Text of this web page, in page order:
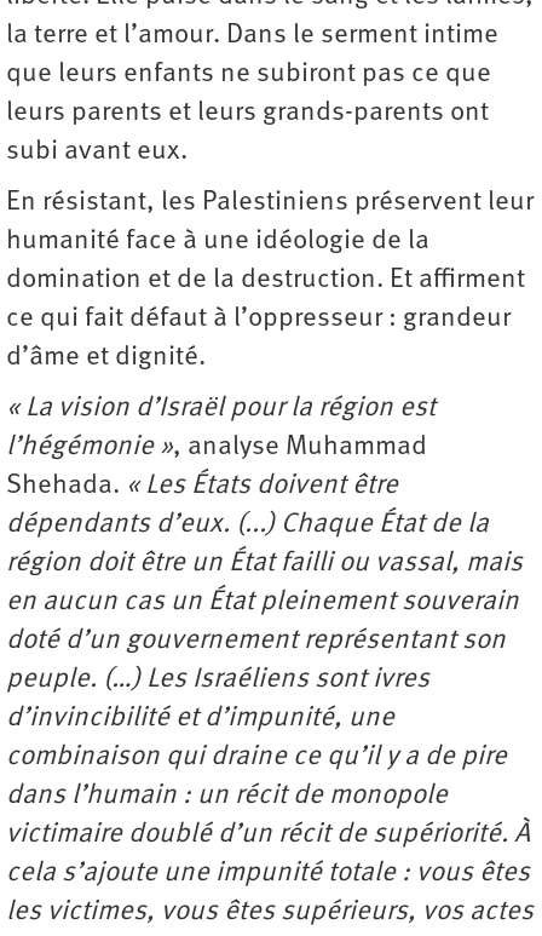
la terre et l’amour. Dans le serment intime
que leurs enfants ne subiront pas ce que
leurs parents et leurs grands-parents ont
subi avant eux.
En résistant, les Palestiniens préservent leur
humanité face à une idéologie de la
domination et de la destruction. Et affirment
ce qui fait défaut à l’oppresseur : grandeur
d’âme et dignité.
« La vision d’Israël pour la région est
l’hégémonie », analyse Muhammad
Shehada. « Les États doivent être
dépendants d’eux. (...) Chaque État de la
région doit être un État failli ou vassal, mais
en aucun cas un État pleinement souverain
doté d’un gouvernement représentant son
peuple. (…) Les Israéliens sont ivres
d’invincibilité et d’impunité, une
combinaison qui draine ce qu’il y a de pire
dans l’humain : un récit de monopole
victimaire doublé d’un récit de supériorité. À
cela s’ajoute une impunité totale : vous êtes
les victimes, vous êtes supérieurs, vos actes